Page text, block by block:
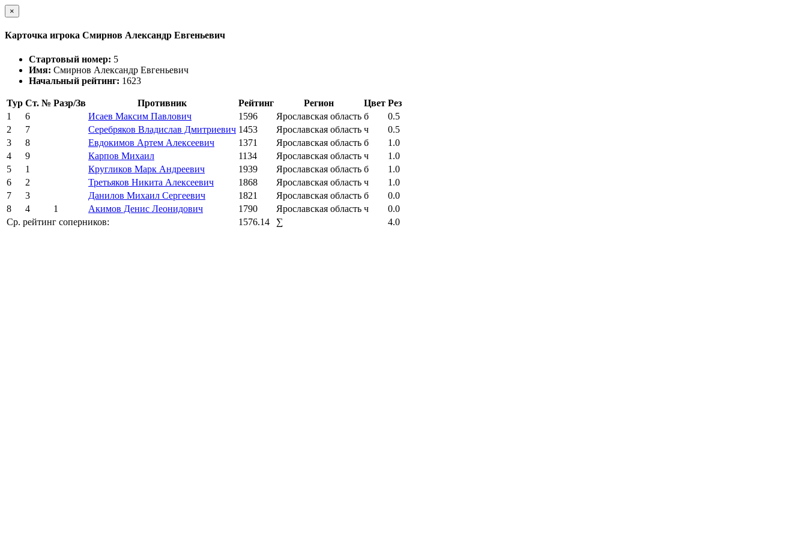
×
Карточка игрока Смирнов Александр Евгеньевич
Стартовый номер: 5
Имя: Смирнов Александр Евгеньевич
Начальный рейтинг: 1623
Тур Ст. № Разр/Зв Противник Рейтинг Регион Цвет Рез
1
6 Исаев Максим Павлович 1596 Ярославская область б
0.5
2
7 Серебряков Владислав Дмитриевич 1453 Ярославская область ч
0.5
3
8 Евдокимов Артем Алексеевич 1371 Ярославская область б
1.0
4
9 Карпов Михаил 1134 Ярославская область ч
1.0
5
1 Кругликов Марк Андреевич 1939 Ярославская область б
1.0
6
2 Третьяков Никита Алексеевич 1868 Ярославская область ч
1.0
7
3 Данилов Михаил Сергеевич 1821 Ярославская область б
0.0
8
4 1 Акимов Денис Леонидович 1790 Ярославская область ч
0.0
Ср. рейтинг соперников:
1576.14 ∑ 4.0